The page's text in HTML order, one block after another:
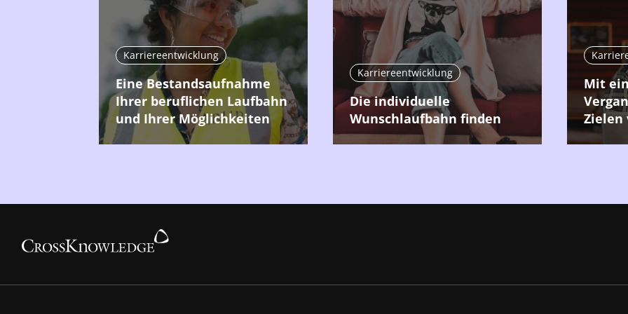
Karriereentwicklung
Eine Bestandsaufnahme
Ihrer beruflichen Laufbahn
und Ihrer Möglichkeiten
Karriereentwicklung
Die individuelle
Wunschlaufbahn finden
Mit
Zielen